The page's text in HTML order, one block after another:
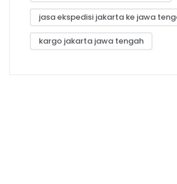
jasa ekspedisi jakarta ke jawa
kargo jakarta jawa tengah